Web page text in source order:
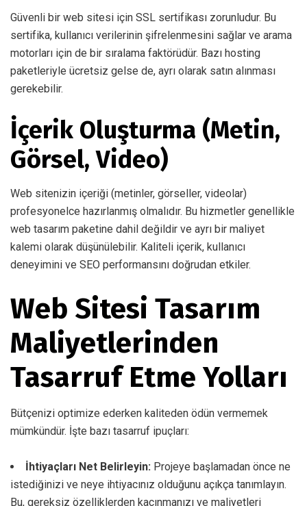
Güvenli bir web sitesi için SSL sertifikası zorunludur. Bu
sertifika, kullanıcı verilerinin şifrelenmesini sağlar ve arama
motorları için de bir sıralama faktörüdür. Bazı hosting
paketleriyle ücretsiz gelse de, ayrı olarak satın alınması
gerekebilir.
İçerik Oluşturma (Metin,
Görsel, Video)
Web sitenizin içeriği (metinler, görseller, videolar)
profesyonelce hazırlanmış olmalıdır. Bu hizmetler genellikle
web tasarım paketine dahil değildir ve ayrı bir maliyet
kalemi olarak düşünülebilir. Kaliteli içerik, kullanıcı
deneyimini ve SEO performansını doğrudan etkiler.
Web Sitesi Tasarım
Maliyetlerinden
Tasarruf Etme Yolları
Bütçenizi optimize ederken kaliteden ödün vermemek
mümkündür. İşte bazı tasarruf ipuçları:
İhtiyaçları Net Belirleyin: Projeye başlamadan önce ne
istediğinizi ve neye ihtiyacınız olduğunu açıkça tanımlayın.
Bu, gereksiz özelliklerden kaçınmanızı ve maliyetleri